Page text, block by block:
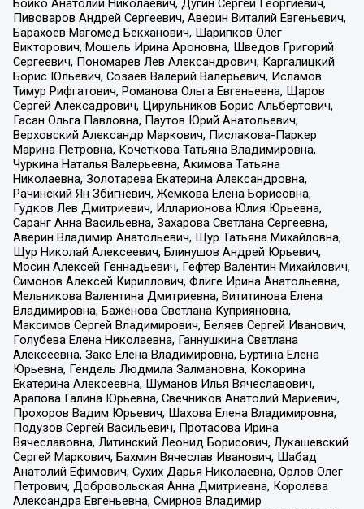
Бойко Анатолий Николаевич, Дугин Сергей Георгиевич,
Пивоваров Андрей Сергеевич, Аверин Виталий Евгеньевич,
Барахоев Магомед Бекханович, Шарипков Олег
Викторович, Мошель Ирина Ароновна, Шведов Григорий
Сергеевич, Пономарев Лев Александрович, Каргалицкий
Борис Юльевич, Созаев Валерий Валерьевич, Исламов
Тимур Рифгатович, Романова Ольга Евгеньевна, Щаров
Сергей Алексадрович, Цирульников Борис Альбертович,
Гасан Ольга Павловна, Паутов Юрий Анатольевич,
Верховский Александр Маркович, Пислакова-Паркер
Марина Петровна, Кочеткова Татьяна Владимировна,
Чуркина Наталья Валерьевна, Акимова Татьяна
Николаевна, Золотарева Екатерина Александровна,
Рачинский Ян Збигневич, Жемкова Елена Борисовна,
Гудков Лев Дмитриевич, Илларионова Юлия Юрьевна,
Саранг Анна Васильевна, Захарова Светлана Сергеевна,
Аверин Владимир Анатольевич, Щур Татьяна Михайловна,
Щур Николай Алексеевич, Блинушов Андрей Юрьевич,
Мосин Алексей Геннадьевич, Гефтер Валентин Михайлович,
Симонов Алексей Кириллович, Флиге Ирина Анатольевна,
Мельникова Валентина Дмитриевна, Вититинова Елена
Владимировна, Баженова Светлана Куприяновна,
Максимов Сергей Владимирович, Беляев Сергей Иванович,
Голубева Елена Николаевна, Ганнушкина Светлана
Алексеевна, Закс Елена Владимировна, Буртина Елена
Юрьевна, Гендель Людмила Залмановна, Кокорина
Екатерина Алексеевна, Шуманов Илья Вячеславович,
Арапова Галина Юрьевна, Свечников Анатолий Мариевич,
Прохоров Вадим Юрьевич, Шахова Елена Владимировна,
Подузов Сергей Васильевич, Протасова Ирина
Вячеславовна, Литинский Леонид Борисович, Лукашевский
Сергей Маркович, Бахмин Вячеслав Иванович, Шабад
Анатолий Ефимович, Сухих Дарья Николаевна, Орлов Олег
Петрович, Добровольская Анна Дмитриевна, Королева
Александра Евгеньевна, Смирнов Владимир